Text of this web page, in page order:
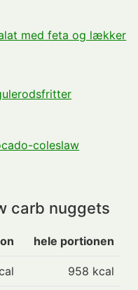
med feta og lækker
coleslaw
carb nuggets
hele portionen
958 kcal